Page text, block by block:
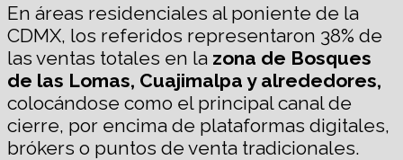
En áreas residenciales al poniente de la
CDMX, los referidos representaron 38% de
las ventas totales en la zona de Bosques
de las Lomas, Cuajimalpa y alrededores,
colocándose como el principal canal de
cierre, por encima de plataformas digitales,
brókers o puntos de venta tradicionales.